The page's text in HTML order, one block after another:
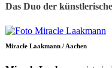
Das Duo der
Miracle Laakmann / Aachen